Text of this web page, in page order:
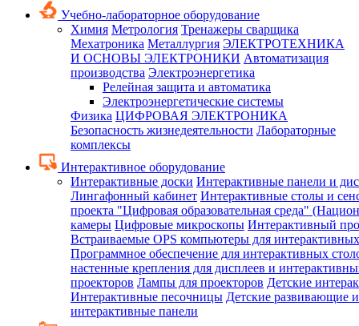
Учебно-лабораторное оборудование
Химия Метрология Тренажеры сварщика
Мехатроника Металлургия ЭЛЕКТРОТЕХНИКА
И ОСНОВЫ ЭЛЕКТРОНИКИ Автоматизация
производства Электроэнергетика
Релейная защита и автоматика
Электроэнергетические системы
Физика ЦИФРОВАЯ ЭЛЕКТРОНИКА
Безопасность жизнедеятельности Лабораторные
комплексы
Интерактивное оборудование
Интерактивные доски Интерактивные панели и
Лингафонный кабинет Интерактивные столы и
проекта "Цифровая образовательная среда"
камеры Цифровые микроскопы Интерактивный
Встраиваемые OPS компьютеры для
Программное обеспечение для интерактивных
настенные крепления для дисплеев и
проекторов Лампы для проекторов Детские
Интерактивные песочницы Детские развивающие
интерактивные панели